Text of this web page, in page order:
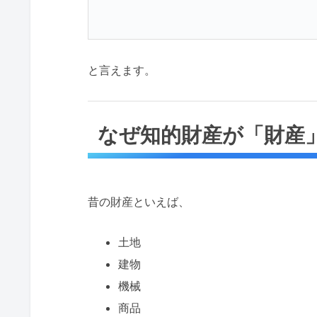
と言えます。
なぜ知的財産が「財産
昔の財産といえば、
土地
建物
機械
商品